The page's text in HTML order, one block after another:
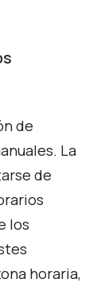
de
La
de
los
horaria,